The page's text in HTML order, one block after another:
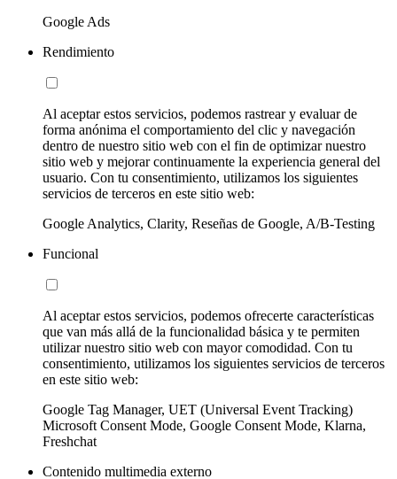
Google Ads
Rendimiento
Al aceptar estos servicios, podemos rastrear y evaluar de
forma anónima el comportamiento del clic y navegación
dentro de nuestro sitio web con el fin de optimizar nuestro
sitio web y mejorar continuamente la experiencia general del
usuario. Con tu consentimiento, utilizamos los siguientes
servicios de terceros en este sitio web:
Google Analytics, Clarity, Reseñas de Google, A/B-Testing
Funcional
Al aceptar estos servicios, podemos ofrecerte características
que van más allá de la funcionalidad básica y te permiten
utilizar nuestro sitio web con mayor comodidad. Con tu
consentimiento, utilizamos los siguientes servicios de terceros
en este sitio web:
Google Tag Manager, UET (Universal Event Tracking)
Microsoft Consent Mode, Google Consent Mode, Klarna,
Freshchat
Contenido multimedia externo